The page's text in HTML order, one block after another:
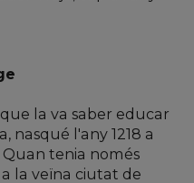
la va saber educar
nasqué l'any 1218 a
tenia només
la veïna ciutat de